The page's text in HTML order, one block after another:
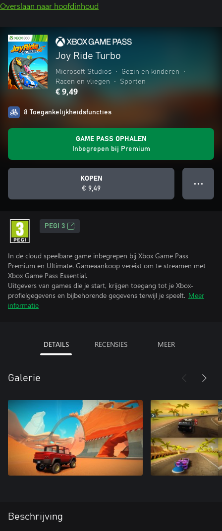
Overslaan naar hoofdinhoud
Joy Ride Turbo
Microsoft Studios • Gezin en kinderen
•
Racen en vliegen
• Sporten
€ 9,49
8 Toegankelijkheidsfuncties
GAME PASS OPHALEN
Inbegrepen bij Premium
KOPEN
€ 9,49
● ● ●
PEGI 3
In de cloud speelbare game inbegrepen bij Xbox Game Pass
Premium en Ultimate. Gameaankoop vereist om te streamen met
Xbox Game Pass Essential.
Uitgevers van games die je start, krijgen toegang tot je Xbox-
profielgegevens en bijbehorende gegevens terwijl je speelt. Meer
informatie
DETAILS RECENSIES MEER
Galerie
Beschrijving